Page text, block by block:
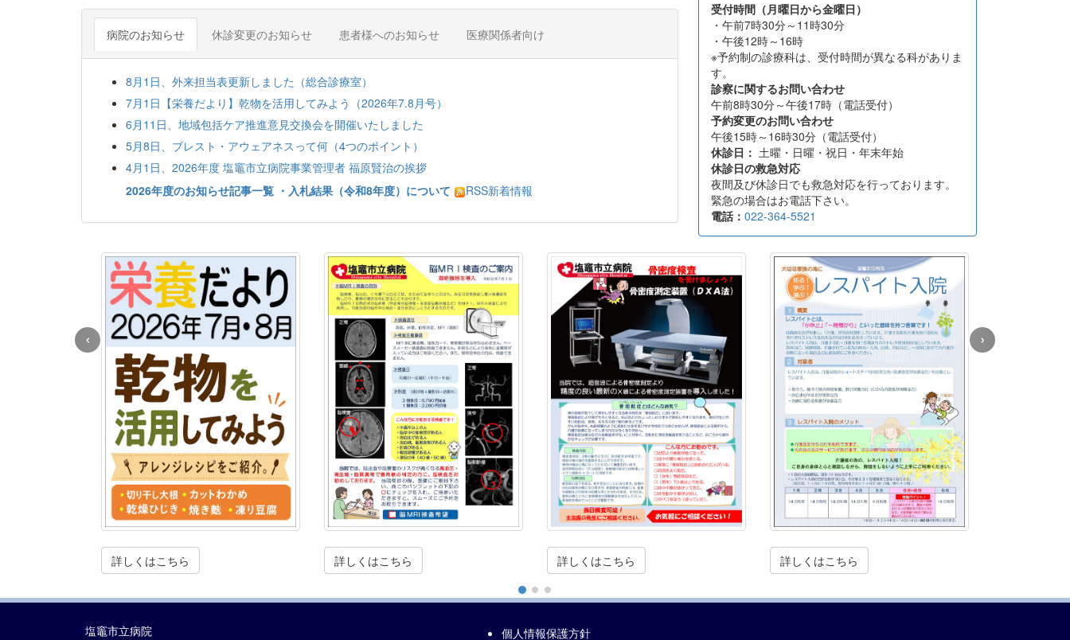
病院のお知らせ 休診変更のお知らせ 患者様へのお知らせ 医療関係者向け
8月1日、外来担当表更新しました（総合診療室）
7月1日【栄養だより】乾物を活用してみよう（2026年7.8月号）
6月11日、地域包括ケア推進意見交換会を開催いたしました
5月8日、ブレスト・アウェアネスって何（4つのポイント）
4月1日、2026年度 塩竈市立病院事業管理者 福原賢治の挨拶
2026年度のお知らせ記事一覧 ・入札結果（令和8年度）について RSS新着情報
受付時間（月曜日から金曜日）
・午前7時30分～11時30分
・午後12時～16時
※予約制の診療科は、受付時間が異なる科がありま
す。
診察に関するお問い合わせ
午前8時30分～午後17時（電話受付）
予約変更のお問い合わせ
午後15時～16時30分（電話受付）
休診日： 土曜・日曜・祝日・年末年始
休診日の救急対応
夜間及び休診日でも救急対応を行っております。
緊急の場合はお電話下さい。
電話： 022-364-5521
詳しくはこちら 詳しくはこちら 詳しくはこちら 詳しくはこちら
‹ ›
塩竈市立病院
個人情報保護方針